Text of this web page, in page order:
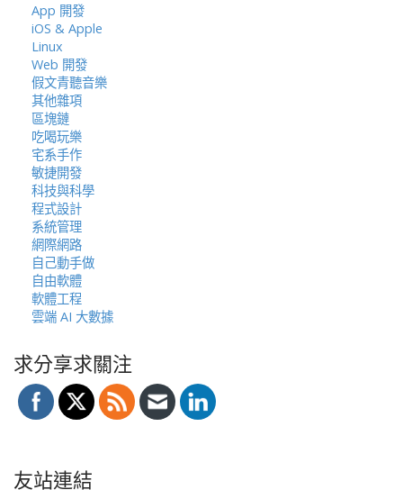
App 開發
iOS & Apple
Linux
Web 開發
假文青聽音樂
其他雜項
區塊鏈
吃喝玩樂
宅系手作
敏捷開發
科技與科學
程式設計
系統管理
網際網路
自己動手做
自由軟體
軟體工程
雲端 AI 大數據
求分享求關注
友站連結